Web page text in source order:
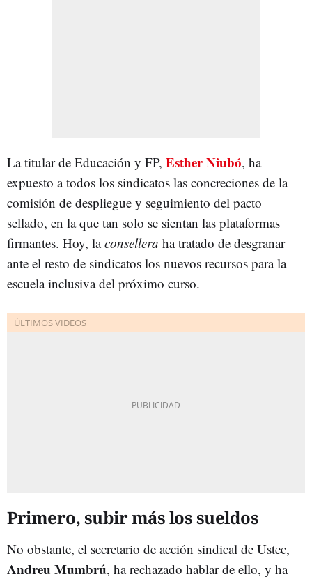
La titular de Educación y FP, Esther Niubó, ha
expuesto a todos los sindicatos las concreciones de la
comisión de despliegue y seguimiento del pacto
sellado, en la que tan solo se sientan las plataformas
firmantes. Hoy, laconsellera ha tratado de desgranar
ante el resto de sindicatos los nuevos recursos para la
escuela inclusiva del próximo curso.
Primero, subir más los sueldos
No obstante, el secretario de acción sindical de Ustec,
Andreu Mumbrú, ha rechazado hablar de ello, y ha